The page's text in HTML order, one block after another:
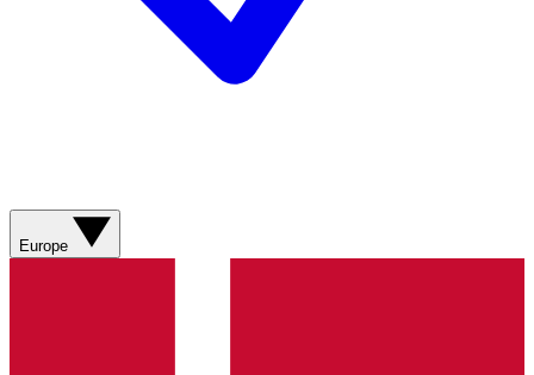
Europe